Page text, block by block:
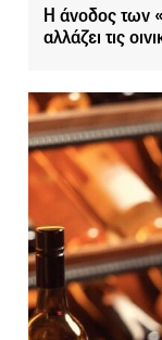
Η άνοδος των
αλλάζει τις